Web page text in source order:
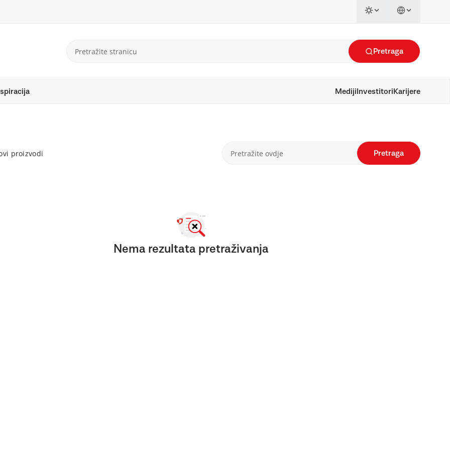
Pretraga
Mediji Investitori Karijere
proizvodi Pretraga
Nema rezultata pretraživanja